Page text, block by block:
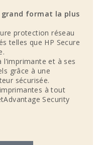
grand format la plus
protection réseau
telles que HP Secure
et à ses
grâce à une
sécurisée.
à tout
Security